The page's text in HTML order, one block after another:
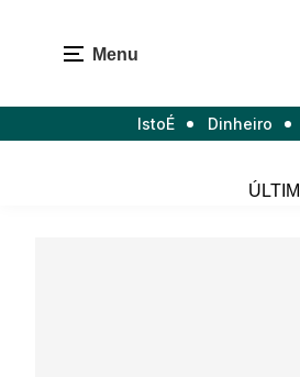
Menu
IstoÉ Dinheiro